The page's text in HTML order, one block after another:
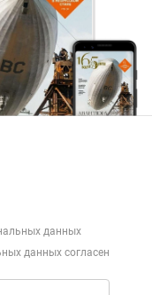
данных
данных согласен